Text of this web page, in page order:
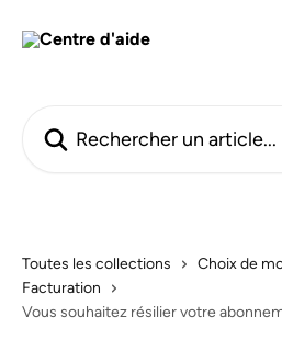
Toutes les collections
Choix de
Facturation
Vous souhaitez résilier votre